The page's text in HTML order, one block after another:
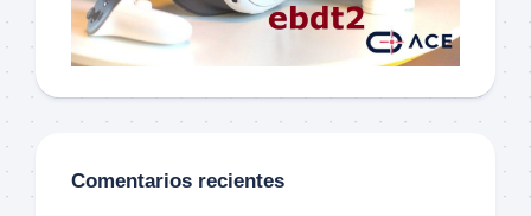
Comentarios recientes